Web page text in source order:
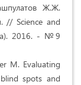
Ж.Ж.
// Science and
2016. - №9
M. Evaluating
spots and